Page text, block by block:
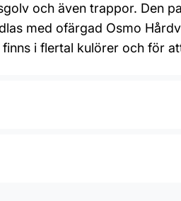
och även trappor. Den
med ofärgad Osmo
i flertal kulörer och för